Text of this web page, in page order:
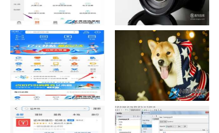
中国联通手机营业厅销户操作
指引
摄影作品的欣赏方法
支付宝怎么拍违章挣钱？
宠物定位器app开发可以解决哪
些问题？